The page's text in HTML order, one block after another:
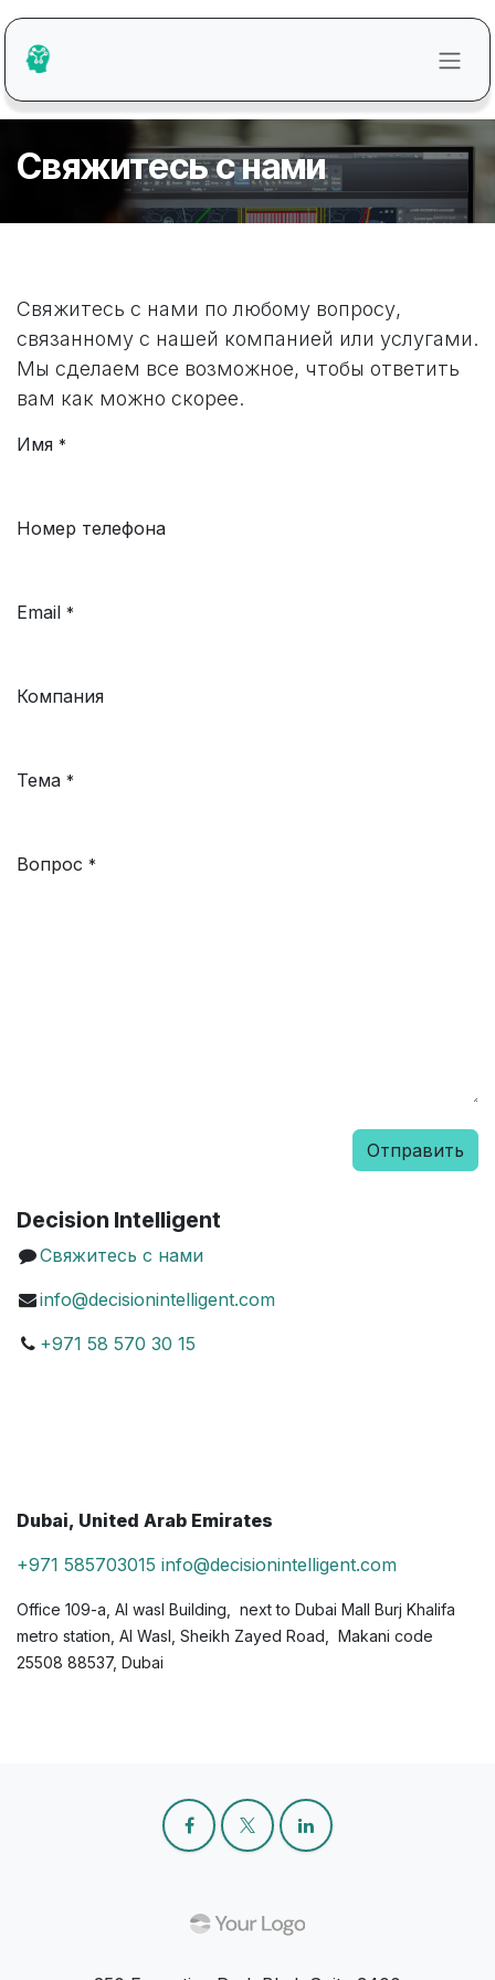
Перейти к содержимому
Свяжитесь с нами
Свяжитесь с нами по любому вопросу,
связанному с нашей компанией или услугами.
Мы сделаем все возможное, чтобы ответить
вам как можно скорее.
Имя *
Номер телефона
Email *
Компания
Тема *
Вопрос *
Отправить
Decision Intelligent
Свяжитесь с нами
info@decisionintelligent.com
+971 58 570 30 15
Dubai, United Arab Emirates
+971 585703015 info@decisionintelligent.com
Office 109-a, Al wasl Building, next to Dubai Mall Burj Khalifa
metro station, Al Wasl, Sheikh Zayed Road, Makani code
25508 88537, Dubai